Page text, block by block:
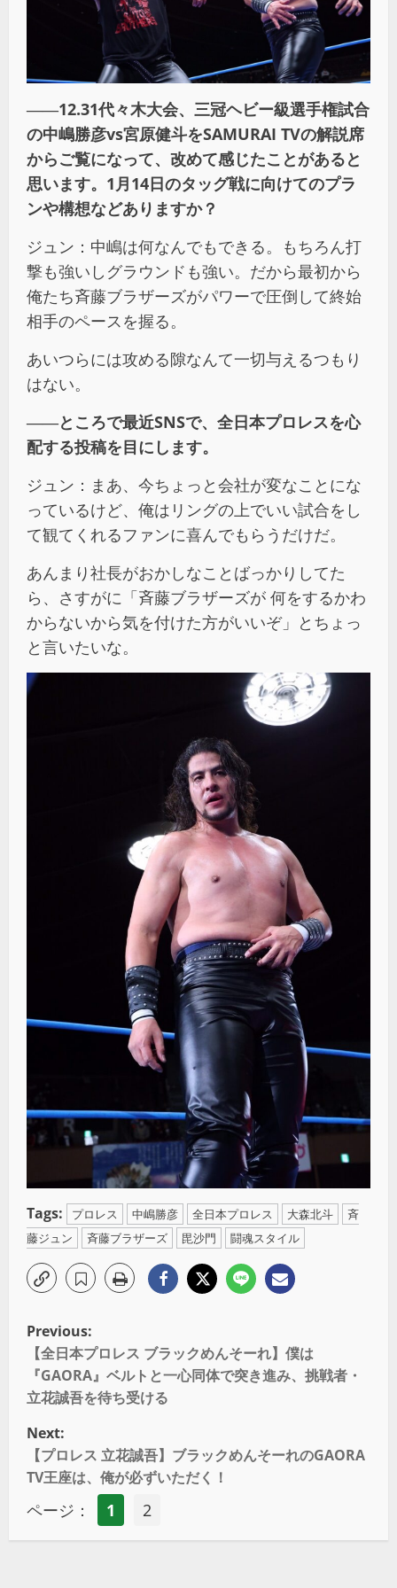
――12.31代々木大会、三冠ヘビー級選手権試合
の中嶋勝彦vs宮原健斗をSAMURAI TVの解説席
からご覧になって、改めて感じたことがあると
思います。1月14日のタッグ戦に向けてのプラ
ンや構想などありますか？
ジュン：中嶋は何なんでもできる。もちろん打
撃も強いしグラウンドも強い。だから最初から
俺たち斉藤ブラザーズがパワーで圧倒して終始
相手のペースを握る。
あいつらには攻める隙なんて一切与えるつもり
はない。
――ところで最近SNSで、全日本プロレスを心
配する投稿を目にします。
ジュン：まあ、今ちょっと会社が変なことにな
っているけど、俺はリングの上でいい試合をし
て観てくれるファンに喜んでもらうだけだ。
あんまり社長がおかしなことばっかりしてた
ら、さすがに「斉藤ブラザーズが 何をするかわ
からないから気を付けた方がいいぞ」とちょっ
と言いたいな。
Tags: プロレス 中嶋勝彦 全日本プロレス 大森北斗
斉
藤ジュン
斉藤ブラザーズ 毘沙門 闘魂スタイル
Previous:
【全日本プロレス ブラックめんそーれ】僕は
『GAORA』ベルトと一心同体で突き進み、挑戦者・
立花誠吾を待ち受ける
Next:
【プロレス 立花誠吾】ブラックめんそーれのGAORA
TV王座は、俺が必ずいただく！
ページ： 1 2